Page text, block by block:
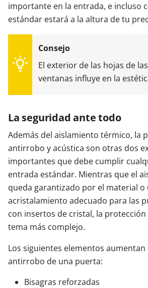
importante en la entrada, e incluso
estándar estará a la altura de tu
El exterior de las hojas de
ventanas influye en la
La seguridad ante todo
Además del aislamiento térmico, la
antirrobo y acústica son otras dos
importantes que debe cumplir
entrada estándar. Mientras que el
queda garantizado por el material o
acristalamiento adecuado para las
con insertos de cristal, la
tema más complejo.
Los siguientes elementos
antirrobo de una puerta:
Bisagras reforzadas